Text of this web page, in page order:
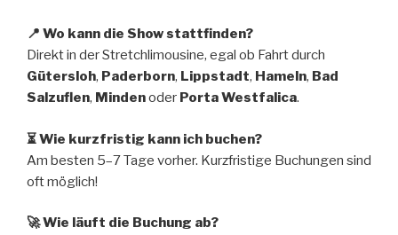
📍 Wo kann die Show stattfinden?
Direkt in der Stretchlimousine, egal ob Fahrt durch
Gütersloh, Paderborn, Lippstadt, Hameln, Bad
Salzuflen, Mindenoder Porta Westfalica.
⏳ Wie kurzfristig kann ich buchen?
Am besten 5–7 Tage vorher. Kurzfristige Buchungen sind
oft möglich!
🚀 Wie läuft die Buchung ab?